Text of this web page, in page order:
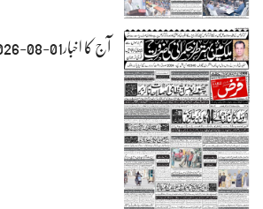
آج کا اخبار01-08-2026